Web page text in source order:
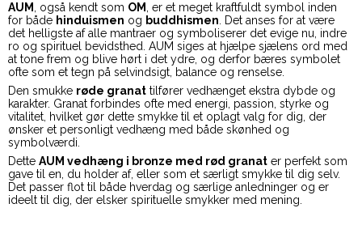
AUM
, også kendt som OM
, er et meget kraftfuldt symbol inden
for både hinduismen og buddhismen . Det anses for at være
det helligste af alle mantraer og symboliserer det evige nu, indre
ro og spirituel bevidsthed. AUM siges at hjælpe sjælens ord med
at tone frem og blive hørt i det ydre, og derfor bæres symbolet
ofte som et tegn på selvindsigt, balance og renselse.
Den smukke røde granat tilfører vedhænget ekstra dybde og
karakter. Granat forbindes ofte med energi, passion, styrke og
vitalitet, hvilket gør dette smykke til et oplagt valg for dig, der
ønsker et personligt vedhæng med både skønhed og
symbolværdi.
Dette AUM vedhæng i bronze med rød granat er perfekt som
gave til en, du holder af, eller som et særligt smykke til dig selv.
Det passer flot til både hverdag og særlige anledninger og er
ideelt til dig, der elsker spirituelle smykker med mening.